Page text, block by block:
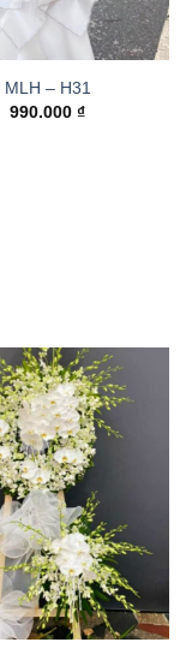
MLH – H31
990.000₫